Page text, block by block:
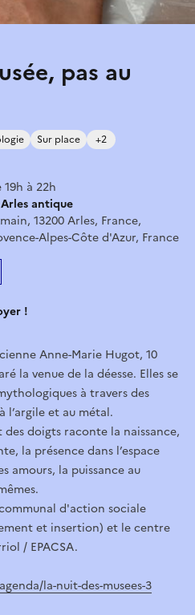
pas au
Sur place +2
à 22h
antique
13200 Arles, France,
Alpes-Côte d'Azur, France
!
Anne-Marie Hugot, 10
la venue de la déesse. Elles se
à travers des
l’argile et au métal.
doigts raconte la naissance,
la présence dans l’espace
amours, la puissance au
d'action sociale
et insertion) et le centre
/ EPACSA.
la-nuit-des-musees-3